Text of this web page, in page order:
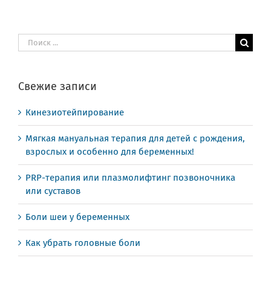
Результат
поиска:
Свежие записи
Кинезиотейпирование
Мягкая мануальная терапия для детей с рождения,
взрослых и особенно для беременных!
PRP-терапия или плазмолифтинг позвоночника
или суставов
Боли шеи у беременных
Как убрать головные боли